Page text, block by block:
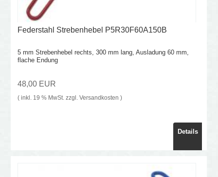
Federstahl Strebenhebel P5R30F60A150B
5 mm Strebenhebel rechts, 300 mm lang, Ausladung 60 mm,
flache Endung
48,00 EUR
( inkl. 19 % MwSt. zzgl. Versandkosten )
Details